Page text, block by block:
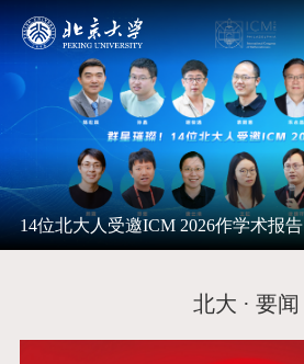
14位北大人受邀ICM 2026作学术报告
北大 · 要闻